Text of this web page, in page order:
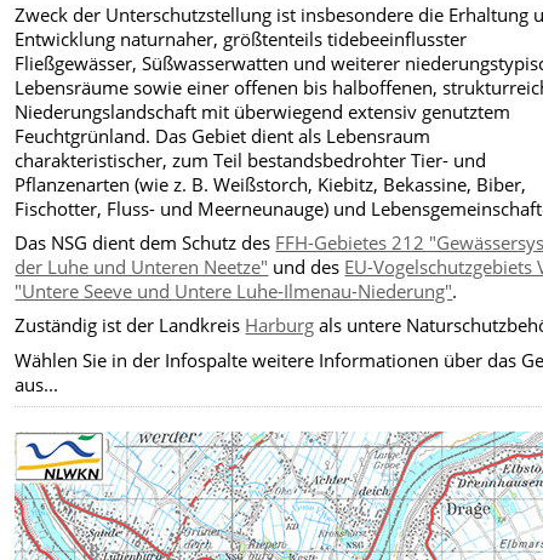
Zweck der Unterschutzstellung ist insbesondere die Erhaltung
Entwicklung naturnaher, größtenteils tidebeeinflusster
Fließgewässer, Süßwasserwatten und weiterer
Lebensräume sowie einer offenen bis halboffenen,
Niederungslandschaft mit überwiegend extensiv genutztem
Feuchtgrünland. Das Gebiet dient als Lebensraum
charakteristischer, zum Teil bestandsbedrohter Tier- und
Pflanzenarten (wie z. B. Weißstorch, Kiebitz, Bekassine, Biber,
Fischotter, Fluss- und Meerneunauge) und
Das NSG dient dem Schutz des FFH-Gebietes 212
der Luhe und Unteren Neetze" und des EU-Vogelschutzgebiets
"Untere Seeve und Untere Luhe-Ilmenau-Niederung".
Zuständig ist der Landkreis Harburg als untere
Wählen Sie in der Infospalte weitere Informationen über das
aus...